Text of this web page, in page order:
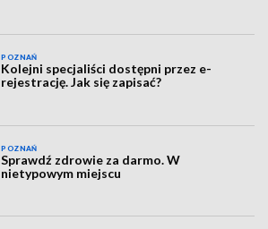
POZNAŃ
Kolejni specjaliści dostępni przez e-
rejestrację. Jak się zapisać?
POZNAŃ
Sprawdź zdrowie za darmo. W
nietypowym miejscu